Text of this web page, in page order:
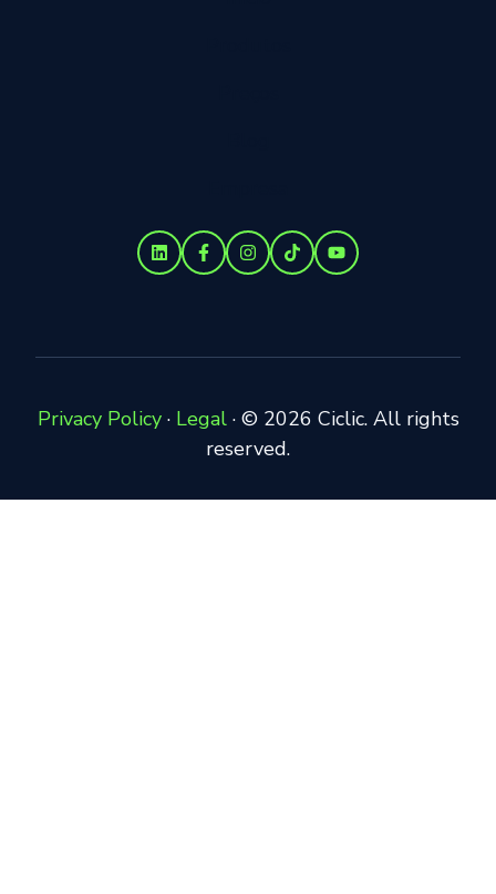
Privacy Policy· Legal· © 2026 Ciclic. All rights
reserved.